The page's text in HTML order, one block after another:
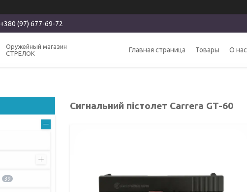
+380 (97) 677-69-72
Оружейный магазин
СТРЕЛОК
Главная страница Товары О нас
Сигнальний пістолет Carrera GT-60
39